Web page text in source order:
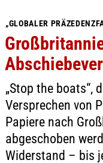
„GLOBALER
„Stop the boats“,
Versprechen von
Papiere nach
abgeschoben
Widerstand – bis